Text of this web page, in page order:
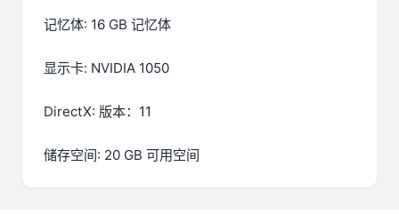
记忆体: 16 GB 记忆体
显示卡: NVIDIA 1050
DirectX: 版本：11
储存空间: 20 GB 可用空间